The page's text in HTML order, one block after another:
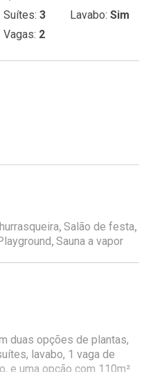
Suítes: 3
Vagas: 2
Lavabo: Sim
, Salão de festa,
, Sauna a vapor
duas opções de plantas,
lavabo, 1 vaga de
e uma opção com 110m²